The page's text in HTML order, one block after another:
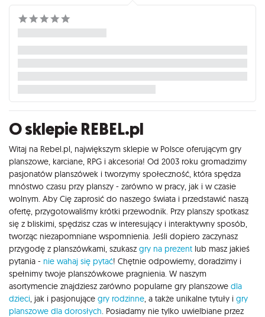
O sklepie REBEL.pl
Witaj na Rebel.pl, największym sklepie w Polsce oferującym gry
planszowe, karciane, RPG i akcesoria! Od 2003 roku gromadzimy
pasjonatów planszówek i tworzymy społeczność, która spędza
mnóstwo czasu przy planszy - zarówno w pracy, jak i w czasie
wolnym. Aby Cię zaprosić do naszego świata i przedstawić naszą
ofertę, przygotowaliśmy krótki przewodnik. Przy planszy spotkasz
się z bliskimi, spędzisz czas w interesujący i interaktywny sposób,
tworząc niezapomniane wspomnienia. Jeśli dopiero zaczynasz
przygodę z planszówkami, szukasz gry na prezent lub masz jakieś
pytania - nie wahaj się pytać! Chętnie odpowiemy, doradzimy i
spełnimy twoje planszówkowe pragnienia. W naszym
asortymencie znajdziesz zarówno popularne gry planszowe dla
dzieci , jak i pasjonujące gry rodzinne , a także unikalne tytuły i gry
planszowe dla dorosłych . Posiadamy nie tylko uwielbiane przez